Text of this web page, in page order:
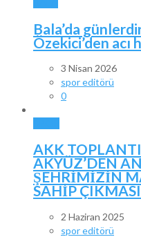
Bala’da
Özekici’den acı
3 Nisan 2026
spor editörü
0
AKK
AKYÜZ’DEN
ŞEHRİMİZİN
SAHİP
2 Haziran 2025
spor editörü